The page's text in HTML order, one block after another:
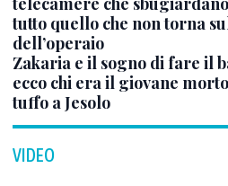
tutto quello che non torna
dell’operaio
Zakaria e il sogno di fare il
ecco chi era il giovane
tuffo a Jesolo
VIDEO